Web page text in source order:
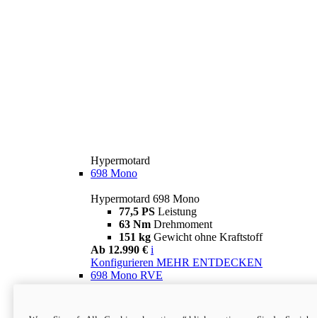
Hypermotard
698 Mono
Hypermotard 698 Mono
77,5 PS Leistung
63 Nm Drehmoment
151 kg Gewicht ohne Kraftstoff
Ab 12.990 € i
Konfigurieren MEHR ENTDECKEN
698 Mono RVE
77,5 PS
Leistung